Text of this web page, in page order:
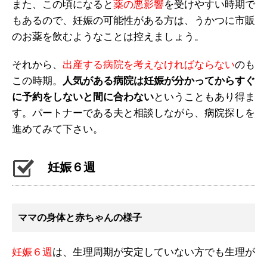
また、この頃になると薬の悪影響を受けやすい時期で
もあるので、妊娠の可能性がある方は、うかつに市販
のお薬を飲むようなことは控えましょう。
それから、 出産する病院を考えなければならないのも
この時期。
人気がある病院は妊娠が分かってからすぐ
に予約をしないと間に合わないということもあり得ま
す。パートナーである夫と相談しながら、病院探しを
進めてみて下さい。
妊娠６週
ママの身体と赤ちゃんの様子
妊娠６週は、生理周期が安定していない方でも生理が